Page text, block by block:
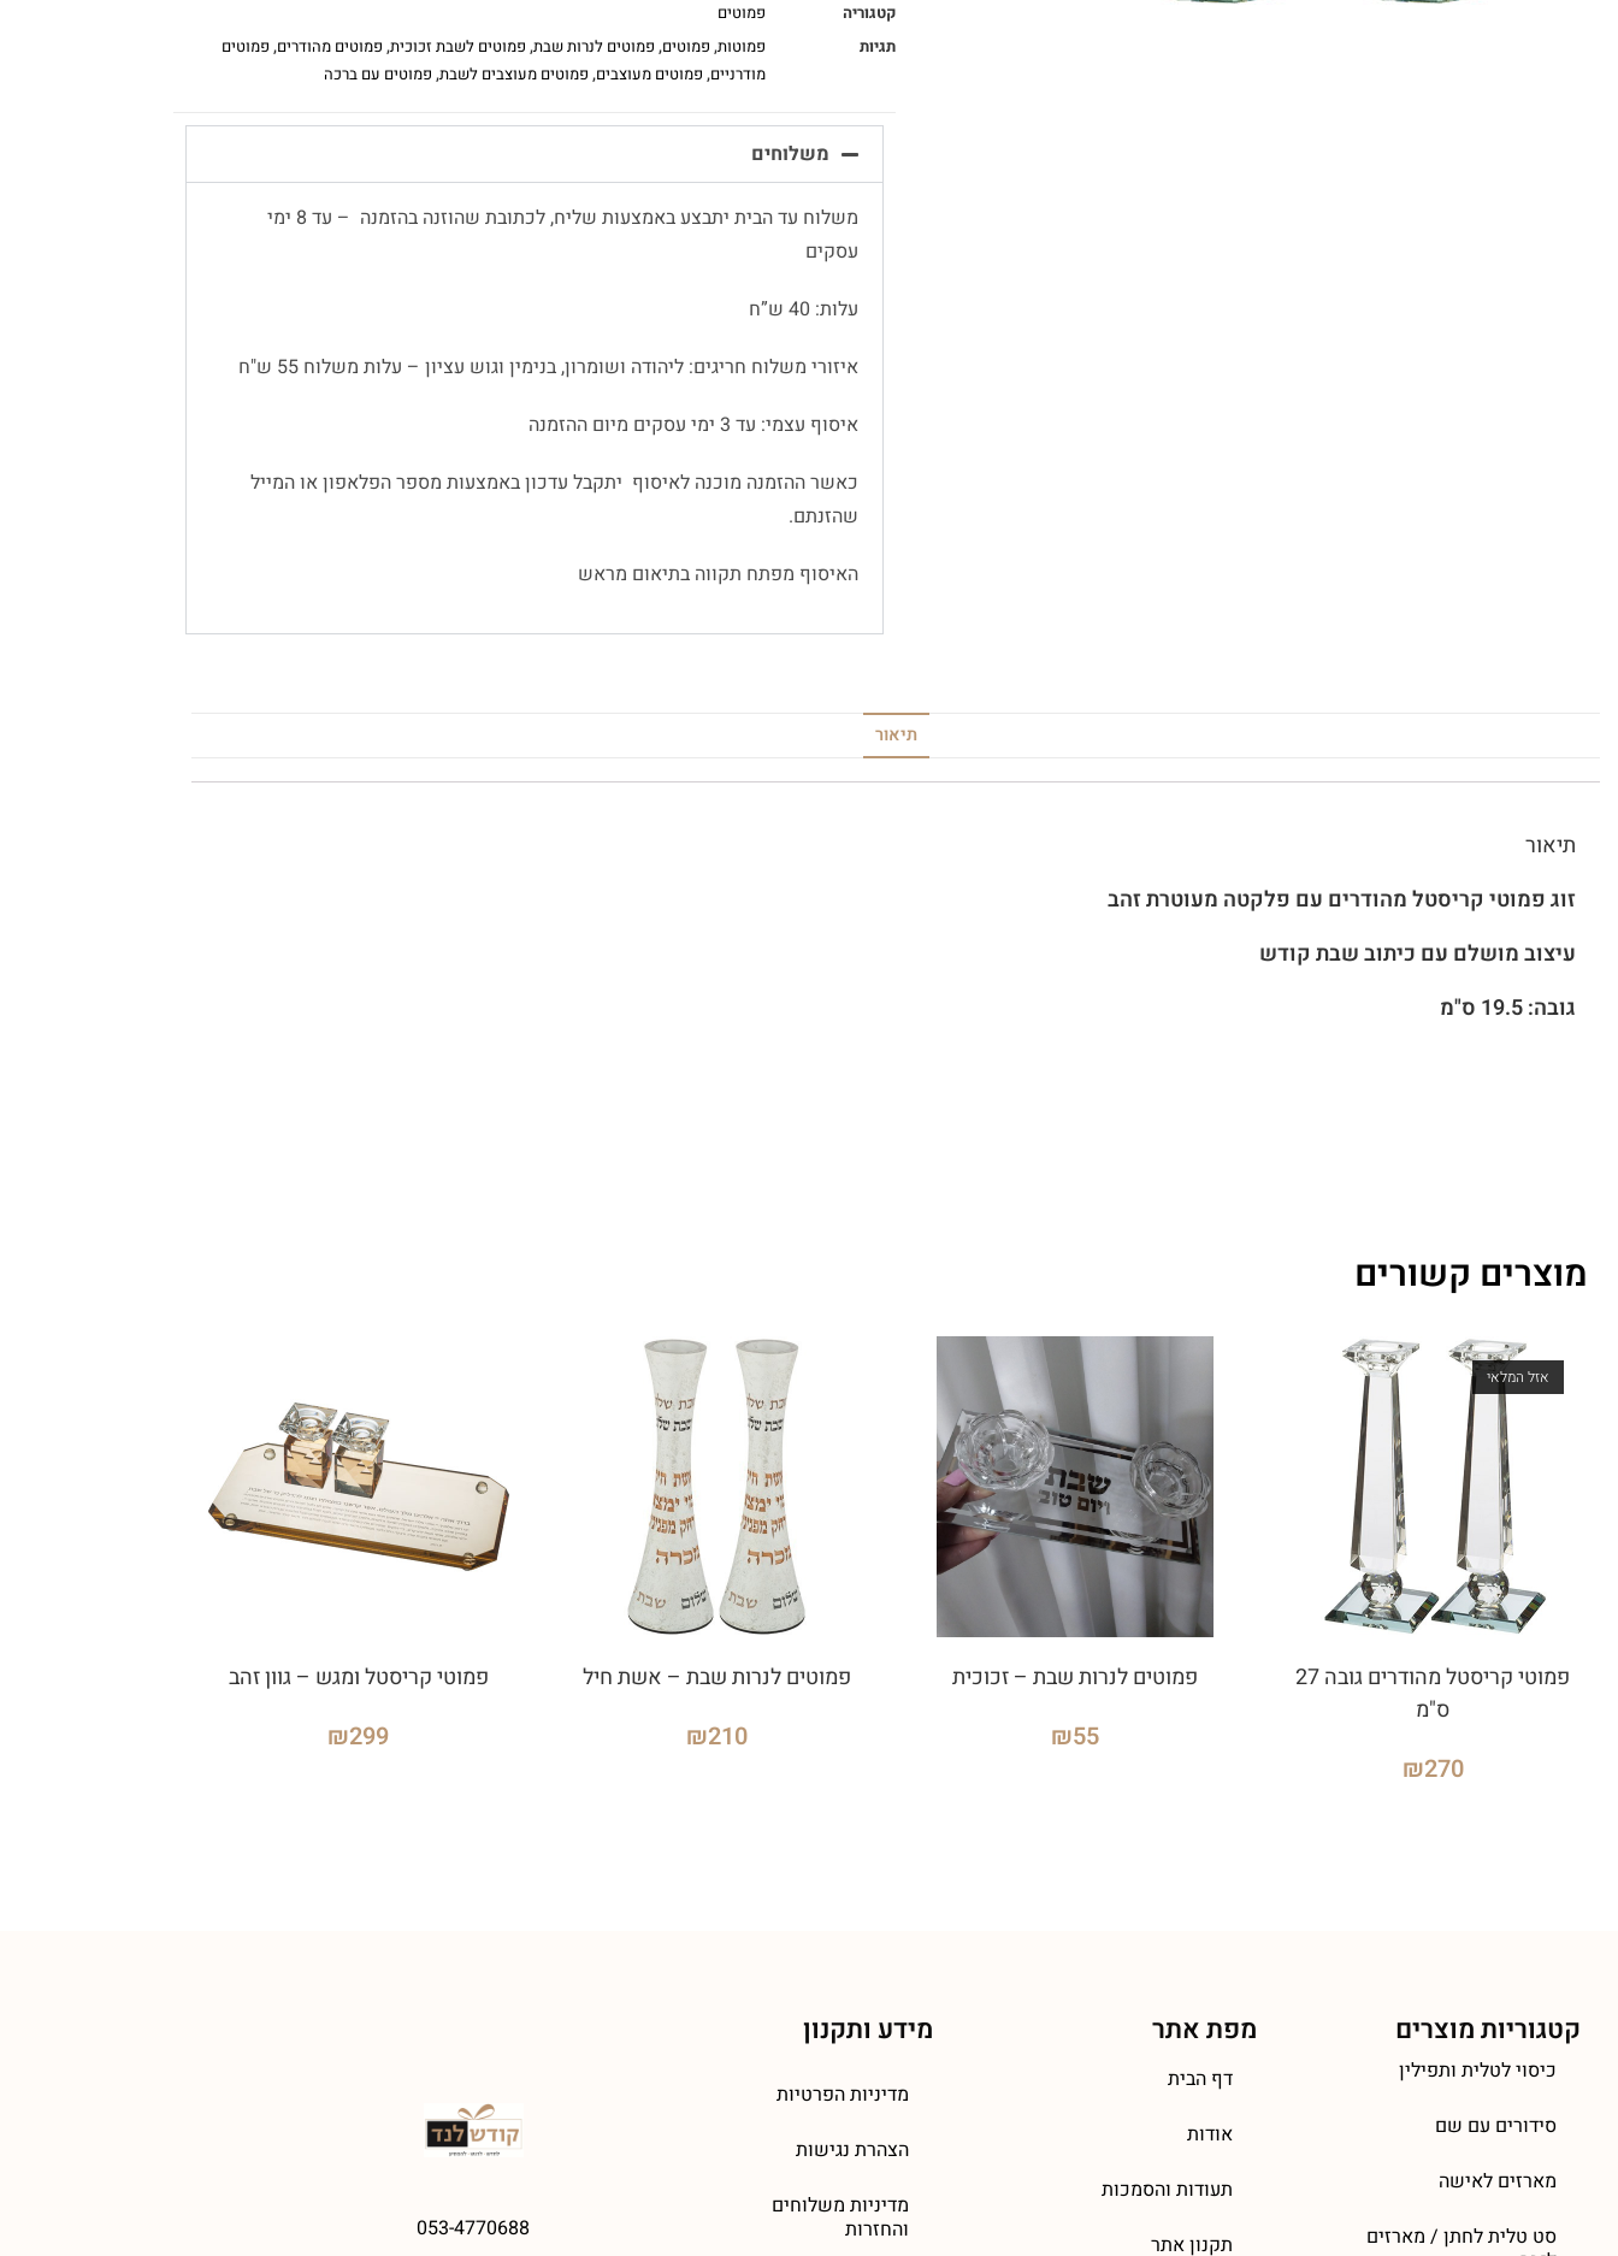
קטגוריה
פמוטים
תגיות
פמוטות, פמוטים, פמוטים לנרות שבת, פמוטים לשבת זכוכית, פמוטים מהודרים, פמוטים
מודרניים, פמוטים מעוצבים, פמוטים מעוצבים לשבת, פמוטים עם ברכה
משלוחים
משלוח עד הבית יתבצע באמצעות שליח, לכתובת שהוזנה בהזמנה – עד 8 ימי
עסקים
עלות: 40 ש”ח
איזורי משלוח חריגים: ליהודה ושומרון, בנימין וגוש עציון – עלות משלוח 55 ש"ח
איסוף עצמי: עד 3 ימי עסקים מיום ההזמנה
כאשר ההזמנה מוכנה לאיסוף יתקבל עדכון באמצעות מספר הפלאפון או המייל
שהזנתם.
האיסוף מפתח תקווה בתיאום מראש
תיאור
תיאור
זוג פמוטי קריסטל מהודרים עם פלקטה מעוטרת זהב
עיצוב מושלם עם כיתוב שבת קודש
גובה: 19.5 ס"מ
מוצרים קשורים
אזל המלאי
פמוטי קריסטל מהודרים גובה 27
ס"מ
₪270
פמוטים לנרות שבת – זכוכית
₪55
פמוטים לנרות שבת – אשת חיל
₪210
פמוטי קריסטל ומגש – גוון זהב
₪299
קטגוריות מוצרים
כיסוי לטלית ותפילין
סידורים עם שם
מארזים לאישה
סט טלית לחתן / מארזים
מפת אתר
דף הבית
אודות
תעודות והסמכות
תקנון אתר
מידע ותקנון
מדיניות הפרטיות
הצהרת נגישות
מדיניות משלוחים
והחזרות
053-4770688